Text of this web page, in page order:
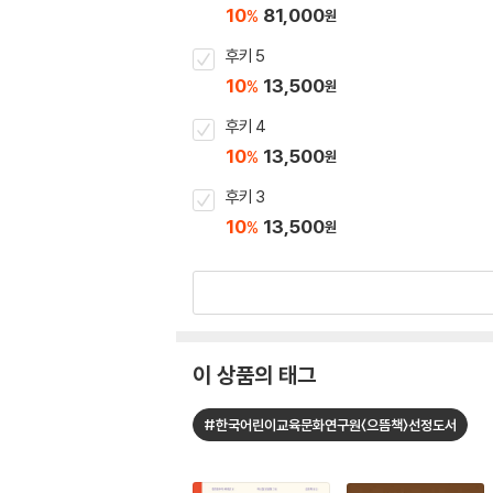
10% 81,000원
후키 5
10% 13,500원
후키 4
10% 13,500원
후키 3
10% 13,500원
이 상품의 태그
#한국어린이교육문화연구원〈으뜸책〉선정도서